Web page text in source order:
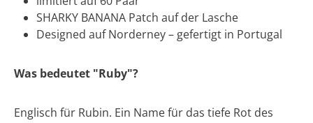
SHARKY BANANA Patch auf der Lasche
Designed auf Norderney – gefertigt in Portugal
Was bedeutet "Ruby"?
Englisch für Rubin. Ein Name für das tiefe Rot des